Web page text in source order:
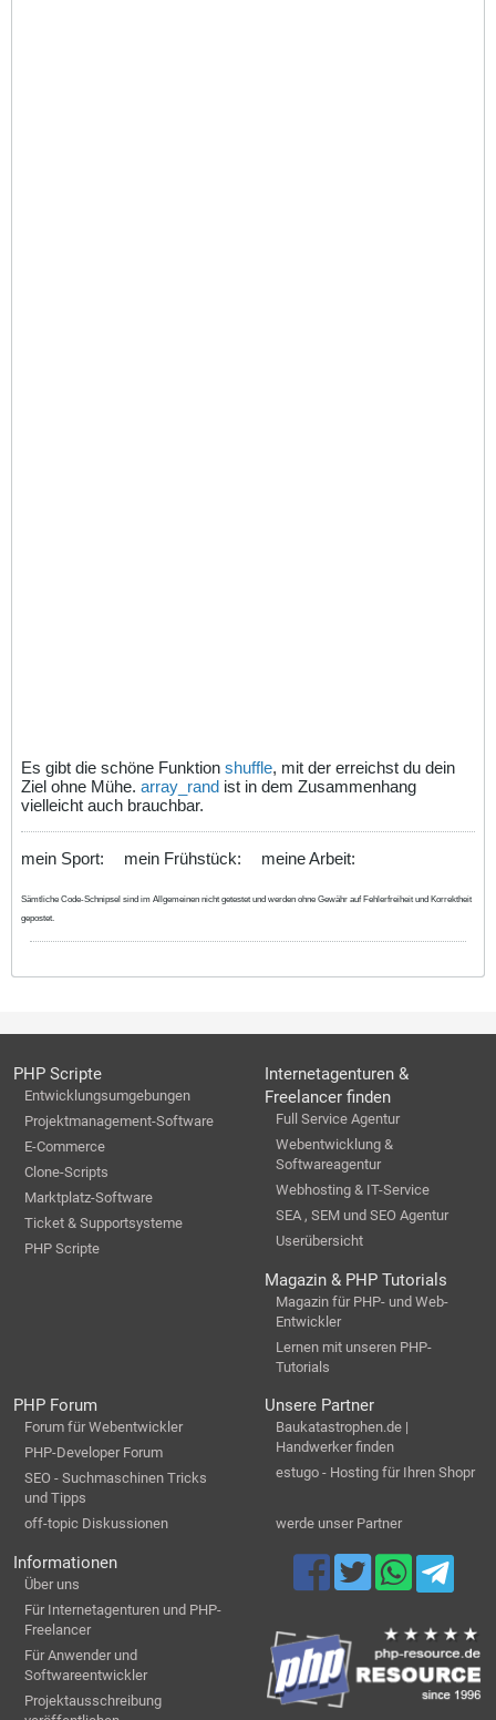
Es gibt die schöne Funktion shuffle, mit der erreichst du dein
Ziel ohne Mühe. array_rand ist in dem Zusammenhang
vielleicht auch brauchbar.
mein Sport: mein Frühstück: meine Arbeit:
Sämtliche Code-Schnipsel sind im Allgemeinen nicht getestet und werden ohne Gewähr auf Fehlerfreiheit und Korrektheit
gepostet.
PHP Scripte
Entwicklungsumgebungen
Projektmanagement-Software
E-Commerce
Clone-Scripts
Marktplatz-Software
Ticket & Supportsysteme
PHP Scripte
Internetagenturen &
Freelancer finden
Full Service Agentur
Webentwicklung &
Softwareagentur
Webhosting & IT-Service
SEA , SEM und SEO Agentur
Userübersicht
Magazin & PHP Tutorials
Magazin für PHP- und Web-
Entwickler
Lernen mit unseren PHP-
Tutorials
PHP Forum
Forum für Webentwickler
PHP-Developer Forum
SEO - Suchmaschinen Tricks
und Tipps
off-topic Diskussionen
Unsere Partner
Baukatastrophen.de |
Handwerker finden
estugo - Hosting für Ihren Shopr
werde unser Partner
Informationen
Über uns
Für Internetagenturen und PHP-
Freelancer
Für Anwender und
Softwareentwickler
Projektausschreibung